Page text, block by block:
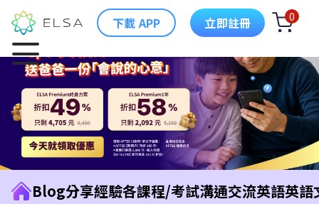
下載 APP 立即註冊 0
Blog分享經驗各課程/考試溝通交流英語英語